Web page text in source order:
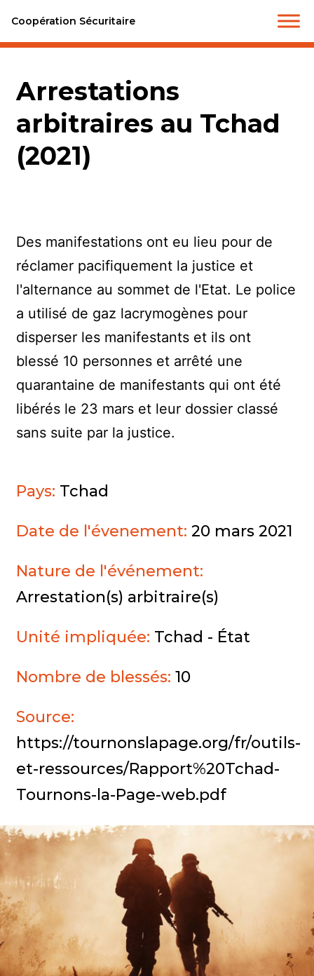
Coopération Sécuritaire
Arrestations
arbitraires au Tchad
(2021)
Des manifestations ont eu lieu pour de
réclamer pacifiquement la justice et
l'alternance au sommet de l'Etat. Le police
a utilisé de gaz lacrymogènes pour
disperser les manifestants et ils ont
blessé 10 personnes et arrêté une
quarantaine de manifestants qui ont été
libérés le 23 mars et leur dossier classé
sans suite par la justice.
Pays: Tchad
Date de l'évenement:20 mars 2021
Nature de l'événement:
Arrestation(s) arbitraire(s)
Unité impliquée: Tchad - État
Nombre de blessés:10
Source:
https://tournonslapage.org/fr/outils-
et-ressources/Rapport%20Tchad-
Tournons-la-Page-web.pdf